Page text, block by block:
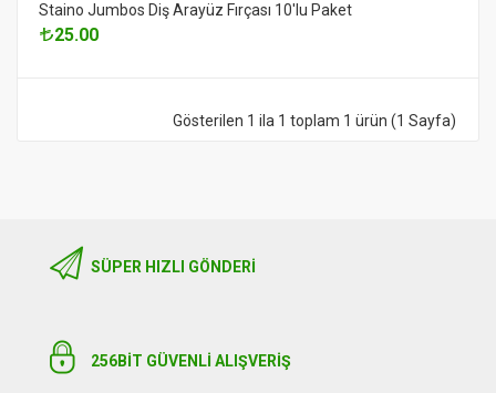
Staino Jumbos Diş Arayüz Fırçası 10'lu Paket
25.00
Gösterilen 1 ila 1 toplam 1 ürün (1 Sayfa)
SÜPER HIZLI GÖNDERI
256BIT GÜVENLİ ALIŞVERİŞ